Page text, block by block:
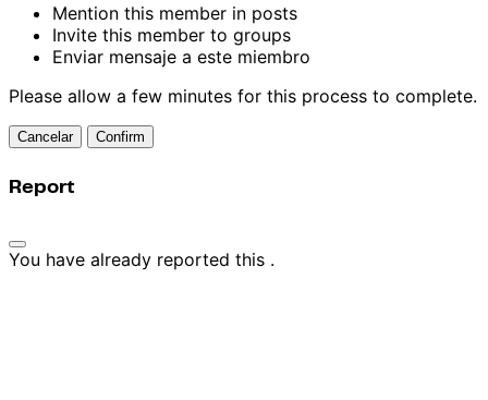
Mention this member in posts
Invite this member to groups
Enviar mensaje a este miembro
Please allow a few minutes for this process to complete.
Confirm
Report
You have already reported this .